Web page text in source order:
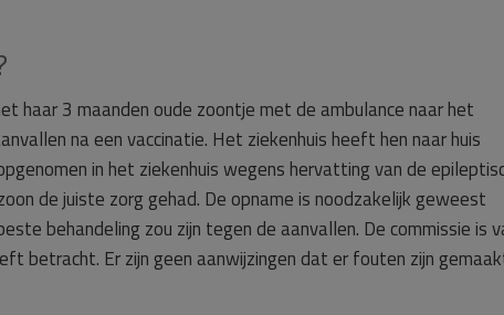
haar 3 maanden oude zoontje met de ambulance naar het
na een vaccinatie. Het ziekenhuis heeft hen naar huis
in het ziekenhuis wegens hervatting van de
de juiste zorg gehad. De opname is noodzakelijk geweest
behandeling zou zijn tegen de aanvallen. De commissie is
betracht. Er zijn geen aanwijzingen dat er fouten zijn